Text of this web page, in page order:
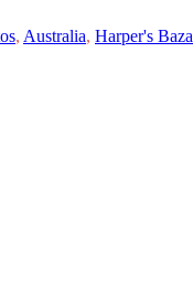
, Australia, Harper's